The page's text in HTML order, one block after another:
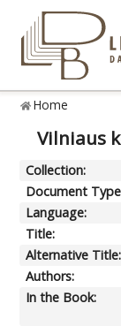
Home
Vilniaus
Collection:
Document
Language:
Title:
Alternative Title:
Authors:
In the Book: